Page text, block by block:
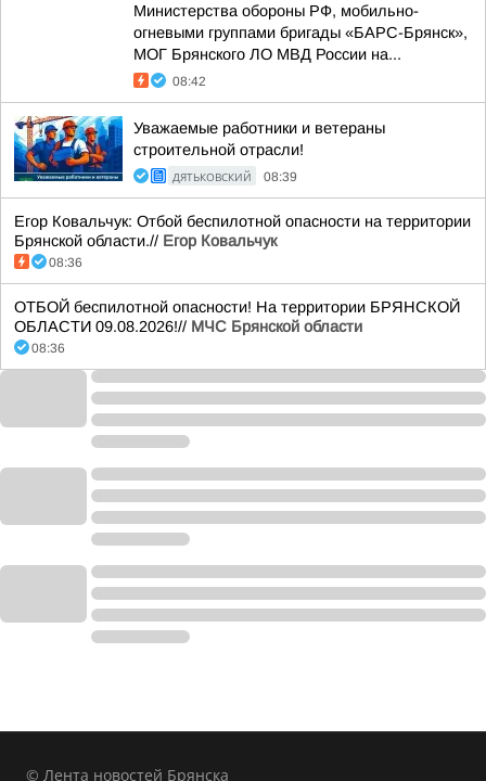
Министерства обороны РФ, мобильно-
огневыми группами бригады «БАРС-Брянск»,
МОГ Брянского ЛО МВД России на...
08:42
Уважаемые работники и ветераны
строительной отрасли!
ДЯТЬКОВСКИЙ 08:39
Егор Ковальчук: Отбой беспилотной опасности на территории
Брянской области.// Егор Ковальчук
08:36
ОТБОЙ беспилотной опасности! На территории БРЯНСКОЙ
ОБЛАСТИ 09.08.2026!// МЧС Брянской области
08:36
© Лента новостей Брянска